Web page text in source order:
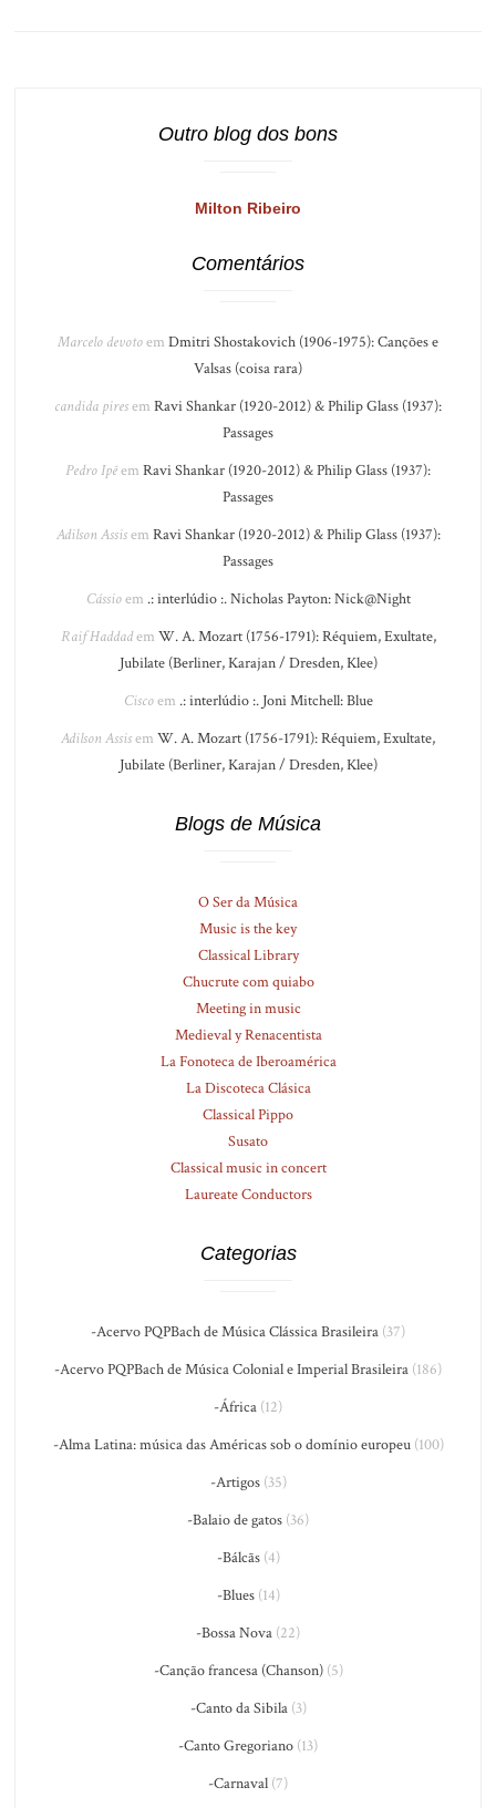
Outro blog dos bons
Milton Ribeiro
Comentários
Marcelo devotoem Dmitri Shostakovich (1906-1975): Canções e
Valsas (coisa rara)
candida piresem Ravi Shankar (1920-2012) & Philip Glass (1937):
Passages
Pedro Ipêem Ravi Shankar (1920-2012) & Philip Glass (1937):
Passages
Adilson Assisem Ravi Shankar (1920-2012) & Philip Glass (1937):
Passages
Cássioem .: interlúdio :. Nicholas Payton: Nick@Night
Raif Haddadem W. A. Mozart (1756-1791): Réquiem, Exultate,
Jubilate (Berliner, Karajan / Dresden, Klee)
Ciscoem .: interlúdio :. Joni Mitchell: Blue
Adilson Assisem W. A. Mozart (1756-1791): Réquiem, Exultate,
Jubilate (Berliner, Karajan / Dresden, Klee)
Blogs de Música
O Ser da Música
Music is the key
Classical Library
Chucrute com quiabo
Meeting in music
Medieval y Renacentista
La Fonoteca de Iberoamérica
La Discoteca Clásica
Classical Pippo
Susato
Classical music in concert
Laureate Conductors
Categorias
-Acervo PQPBach de Música Clássica Brasileira (37)
-Acervo PQPBach de Música Colonial e Imperial Brasileira (186)
-África (12)
-Alma Latina: música das Américas sob o domínio europeu(100)
-Artigos(35)
-Balaio de gatos (36)
-Bálcãs(4)
-Blues(14)
-Bossa Nova (22)
-Canção francesa (Chanson)(5)
-Canto da Sibila(3)
-Canto Gregoriano (13)
-Carnaval (7)